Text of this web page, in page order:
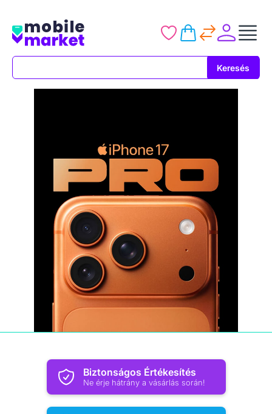
Keresés
Biztonságos Értékesítés
Ne érje hátrány a vásárlás során!